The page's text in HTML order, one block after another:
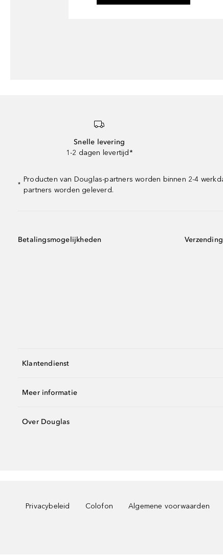
Snelle levering
1-2 dagen levertijd*
*
Producten van Douglas-partners worden binnen 2-4
partners worden geleverd.
Betalingsmogelijkheden
Klantendienst
Meer informatie
Over Douglas
Privacybeleid Colofon Algemene voorwaarden